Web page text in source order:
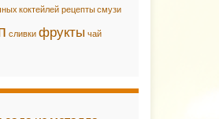
коктейлей рецепты смузи
сливки фрукты чай